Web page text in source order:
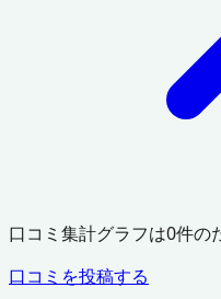
口コミ集計グラフは0件の
口コミを投稿する